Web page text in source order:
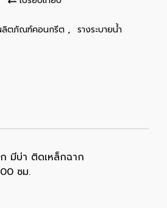
ตภัณฑ์คอนกรีต , รางระบายน้ำ
ก มีบ่า ติดเหล็กฉาก
ซม.